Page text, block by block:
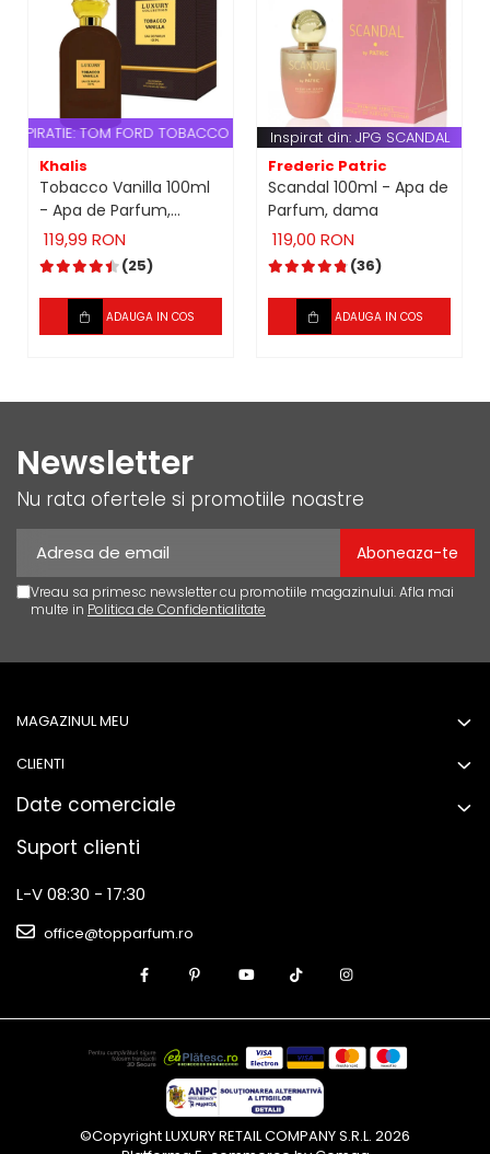
TOM FORD TOBACCO VANILLE
Khalis
Tobacco Vanilla 100ml
- Apa de Parfum,
unisex
119,99 RON
(25)
ADAUGA IN COS
Inspirat din: JPG SCANDAL
Frederic Patric
Scandal 100ml - Apa de
Parfum, dama
119,00 RON
(36)
ADAUGA IN COS
Newsletter
Nu rata ofertele si promotiile noastre
Vreau sa primesc newsletter cu promotiile magazinului. Afla mai
multe in Politica de Confidentialitate
MAGAZINUL MEU
CLIENTI
Date comerciale
Suport clienti
L-V 08:30 - 17:30
office@topparfum.ro
©Copyright LUXURY RETAIL COMPANY S.R.L. 2026